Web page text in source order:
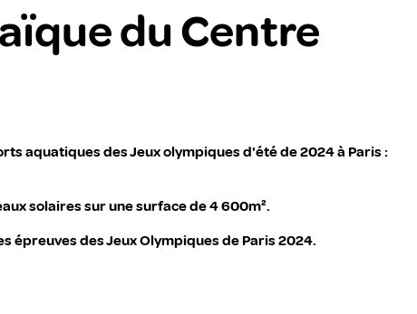
du Centre
aquatiques des Jeux olympiques d'été de 2024 à Paris :
solaires sur une surface de 4 600m².
épreuves des Jeux Olympiques de Paris 2024.